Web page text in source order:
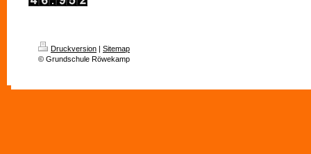
Druckversion | Sitemap
© Grundschule Röwekamp